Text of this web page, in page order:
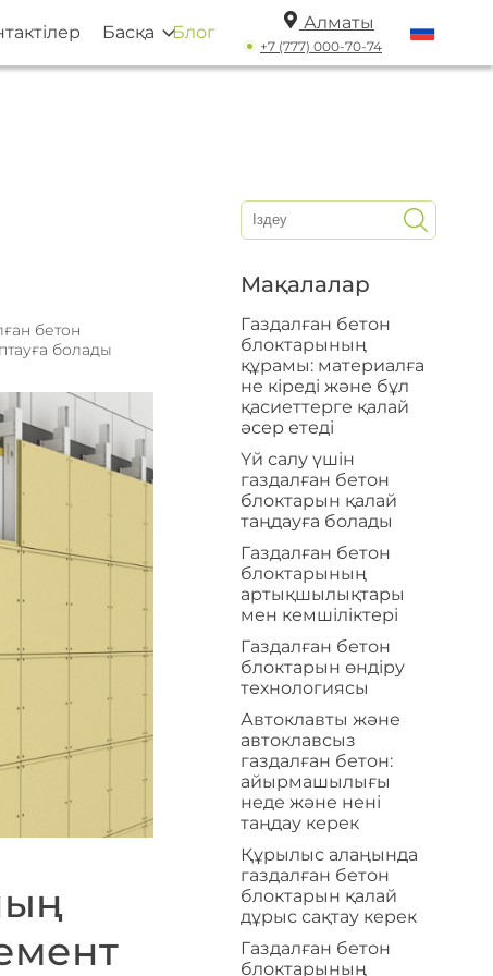
Басқа Блог Алматы
+7 (777) 000-70-74
бетон
болады
Мақалалар
Газдалған бетон
блоктарының
құрамы: материалға
не кіреді және бұл
қасиеттерге қалай
әсер етеді
Үй салу үшін
газдалған бетон
блоктарын қалай
таңдауға болады
Газдалған бетон
блоктарының
артықшылықтары
мен кемшіліктері
Газдалған бетон
блоктарын өндіру
технологиясы
Автоклавты және
автоклавсыз
газдалған бетон:
айырмашылығы
неде және нені
таңдау керек
Құрылыс алаңында
газдалған бетон
блоктарын қалай
дұрыс сақтау керек
Газдалған бетон
блоктарының